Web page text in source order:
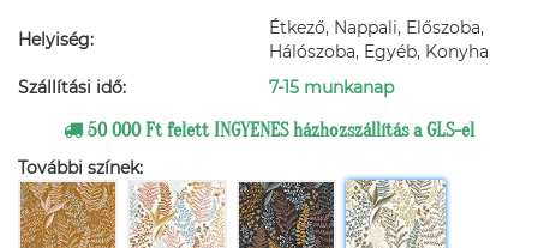
Helyiség:
Étkező, Nappali, Előszoba,
Hálószoba, Egyéb, Konyha
Szállítási idő:
7-15 munkanap
50 000 Ft felett INGYENES házhozszállítás a GLS-el
További színek: